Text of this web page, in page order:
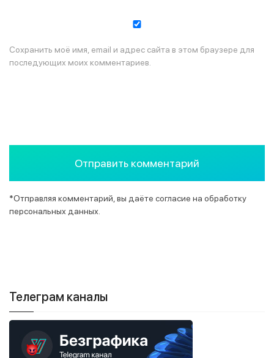
Сохранить моё имя, email и адрес сайта в этом браузере для
последующих моих комментариев.
*Отправляя комментарий, вы даёте согласие на обработку
персональных данных.
Телеграм каналы